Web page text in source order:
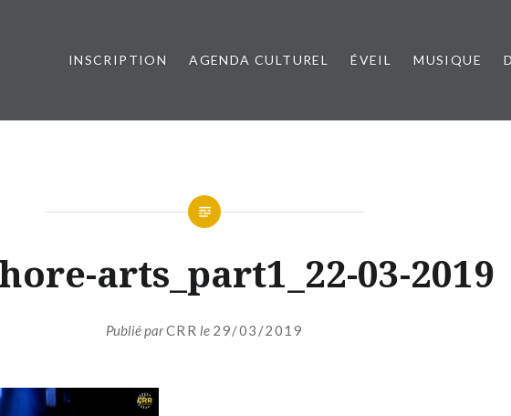
Métropole
INSCRIPTION AGENDA CULTUREL ÉVEIL MUSIQUE
arts_part1_22-03-2019
Publié parCRR le 29/03/2019